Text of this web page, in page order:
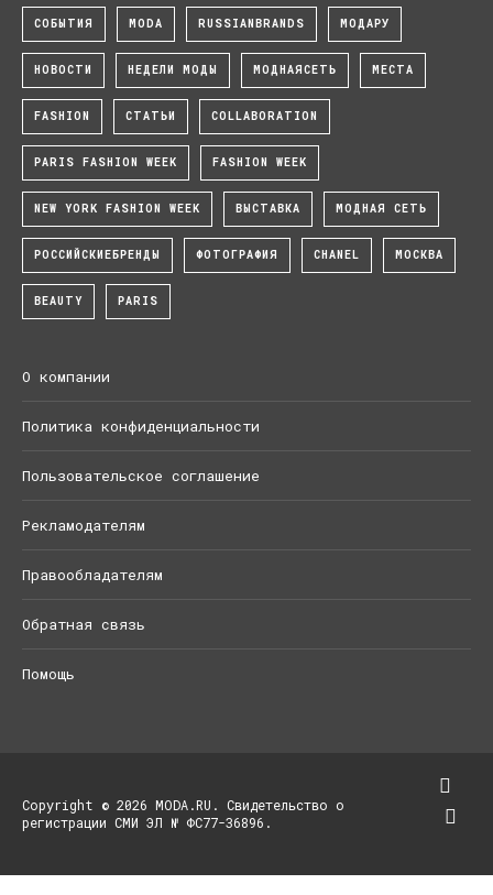
СОБЫТИЯ MODA RUSSIANBRANDS МОДАРУ
НОВОСТИ НЕДЕЛИ МОДЫ МОДНАЯСЕТЬ МЕСТА
FASHION СТАТЬИ COLLABORATION
PARIS FASHION WEEK FASHION WEEK
NEW YORK FASHION WEEK ВЫСТАВКА МОДНАЯ СЕТЬ
РОССИЙСКИЕБРЕНДЫ ФОТОГРАФИЯ CHANEL МОСКВА
BEAUTY PARIS
О компании
Политика конфиденциальности
Пользовательское соглашение
Рекламодателям
Правообладателям
Обратная связь
Помощь
Copyright © 2026 MODA.RU. Свидетельство о
регистрации СМИ ЭЛ № ФС77-36896.